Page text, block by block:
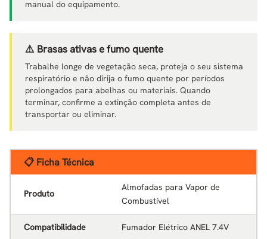
manual do equipamento.
⚠️ Brasas ativas e fumo quente
Trabalhe longe de vegetação seca, proteja o seu sistema
respiratório e não dirija o fumo quente por períodos
prolongados para abelhas ou materiais. Quando
terminar, confirme a extinção completa antes de
transportar ou eliminar.
📋 Ficha Técnica
Produto
Almofadas para Vapor de
Combustível
Compatibilidade Fumador Elétrico ANEL 7.4V